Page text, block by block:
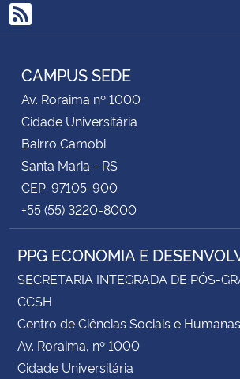
RSS
CAMPUS SEDE
Av. Roraima nº 1000
Cidade Universitária
Bairro Camobi
Santa Maria - RS
CEP: 97105-900
+55 (55) 3220-8000
PPG ECONOMIA E
SECRETARIA INTEGRADA DE PÓS-
CCSH
Centro de Ciências Sociais e Humanas
Av. Roraima, nº 1000
Cidade Universitária